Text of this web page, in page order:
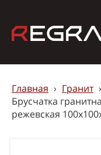
Главная › Гранит ›
Брусчатка
режевская